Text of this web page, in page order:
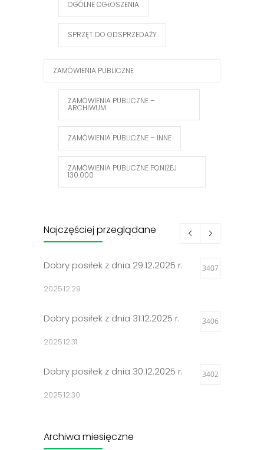
OGÓLNE OGŁOSZENIA
SPRZĘT DO ODSPRZEDAŻY
ZAMÓWIENIA PUBLICZNE
ZAMÓWIENIA PUBLICZNE –
ARCHIWUM
ZAMÓWIENIA PUBLICZNE – INNE
ZAMÓWIENIA PUBLICZNE PONIŻEJ
130.000
Najczęściej przeglądane
Dobry posiłek z dnia 29.12.2025 r. 3407
2025.12.29
Dobry posiłek z dnia 31.12.2025 r. 3406
2025.12.31
Dobry posiłek z dnia 30.12.2025 r. 3402
2025.12.30
Archiwa miesięczne